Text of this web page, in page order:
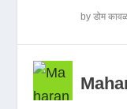
byडोम